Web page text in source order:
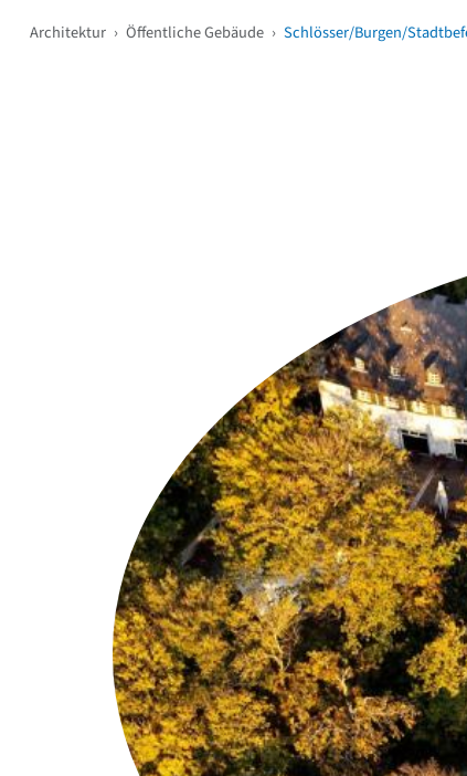
Architektur › Öffentliche Gebäude › Schlösser/Burgen/